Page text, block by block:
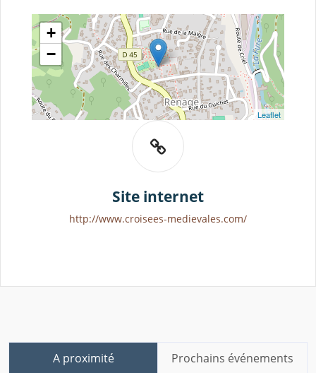
+
−
Leaflet
Site internet
http://www.croisees-medievales.com/
A proximité Prochains événements